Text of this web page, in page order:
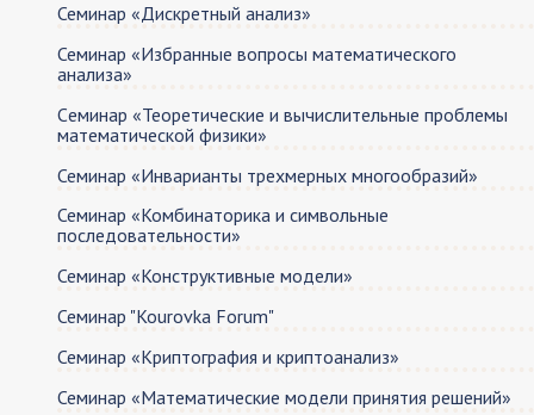
Семинар «Дискретный анализ»
Семинар «Избранные вопросы математического
анализа»
Cеминар «Теоретические и вычислительные проблемы
математической физики»
Семинар «Инварианты трехмерных многообразий»
Семинар «Комбинаторика и символьные
последовательности»
Семинар «Конструктивные модели»
Семинар "Kourovka Forum"
Семинар «Криптография и криптоанализ»
Семинар «Математические модели принятия решений»